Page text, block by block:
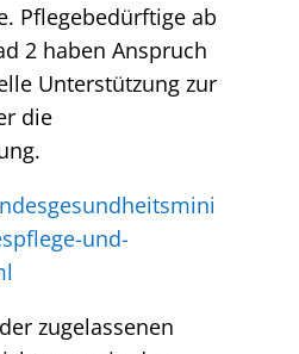
Pflegebedürftige ab
2 haben Anspruch
Unterstützung zur
die
und-
zugelassenen